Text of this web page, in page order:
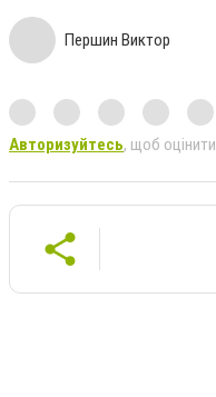
Першин Виктор
Авторизуйтесь, щоб оцінити